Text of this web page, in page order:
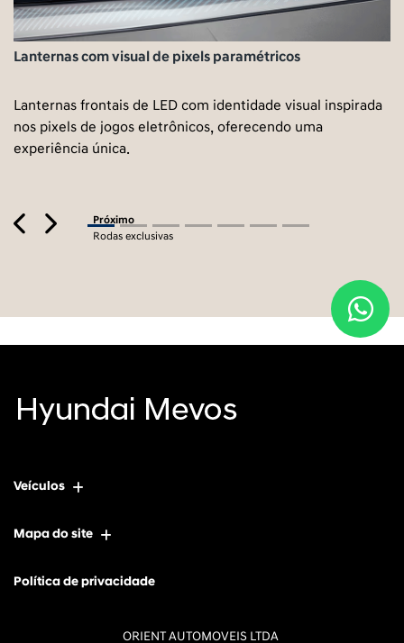
Lanternas com visual de pixels paramétricos
Lanternas frontais de LED com identidade visual inspirada
nos pixels de jogos eletrônicos, oferecendo uma
experiência única.
PreviousNext
Próximo
Rodas exclusivas
Veículos
Mapa do site
Política de privacidade
ORIENT AUTOMOVEIS LTDA